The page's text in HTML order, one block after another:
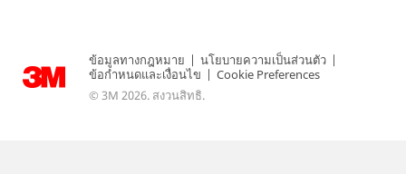
ข้อมูลทางกฎหมาย | นโยบายความเป็นส่วนตัว |
ข้อกำหนดและเงื่อนไข | Cookie Preferences
© 3M 2026. สงวนสิทธิ.